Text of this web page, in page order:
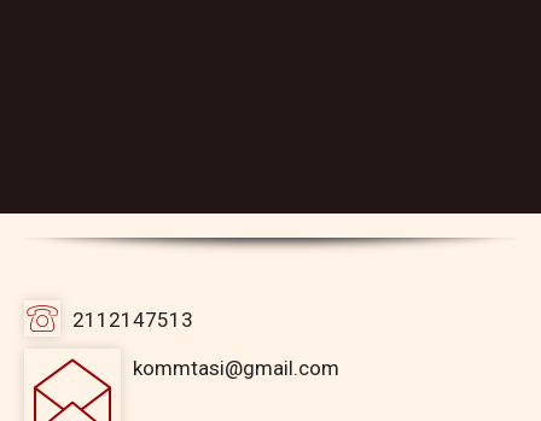
2112147513
kommtasi@gmail.com